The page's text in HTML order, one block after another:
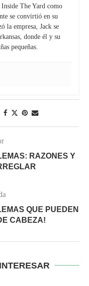
The Yard como
se convirtió en su
la empresa, Jack se
donde él y su
pequeñas.
RAZONES Y
QUE PUEDEN
CABEZA!